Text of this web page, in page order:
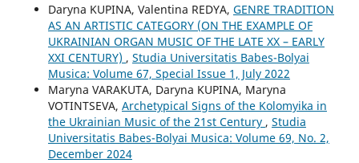
Daryna KUPINA, Valentina REDYA, GENRE TRADITION
AS AN ARTISTIC CATEGORY (ON THE EXAMPLE OF
UKRAINIAN ORGAN MUSIC OF THE LATE XX – EARLY
XXI CENTURY) , Studia Universitatis Babes-Bolyai
Musica: Volume 67, Special Issue 1, July 2022
Maryna VARAKUTA, Daryna KUPINA, Maryna
VOTINTSEVA, Archetypical Signs of the Kolomyika in
the Ukrainian Music of the 21st Century , Studia
Universitatis Babes-Bolyai Musica: Volume 69, No. 2,
December 2024